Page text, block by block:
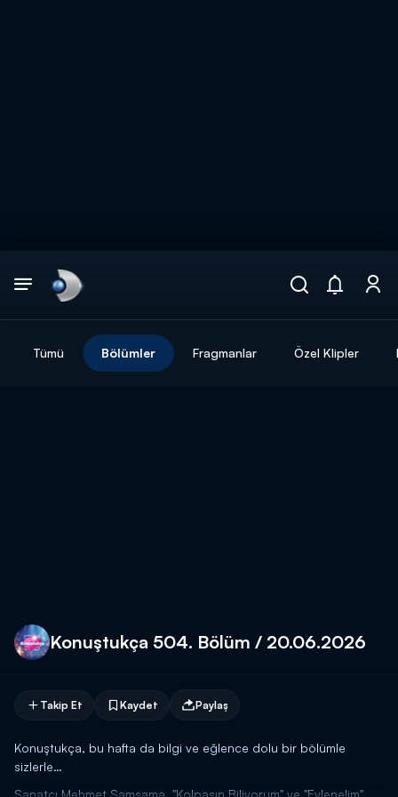
Tümü Bölümler Fragmanlar Özel Klipler
Konuştukça 504. Bölüm / 20.06.2026
Takip Et Kaydet Paylaş
Konuştukça, bu hafta da bilgi ve eğlence dolu bir bölümle
sizlerle…
Sanatçı Mehmet Samsama, "Kolpasın Biliyorum" ve "Evlenelim"